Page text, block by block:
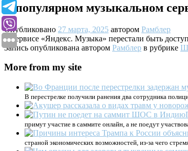
В популярном музыкальном
Опубликовано 27 марта, 2025 автором Рамблер
В сервисе «Яндекс. Музыка» перестали быть
Запись опубликована автором Рамблер в рубрике
More from my site
В перестрелке получили ранения два сотрудника
примут участие в саммите онлайн, а не поедут
страной экономических возможностей, из-за чего